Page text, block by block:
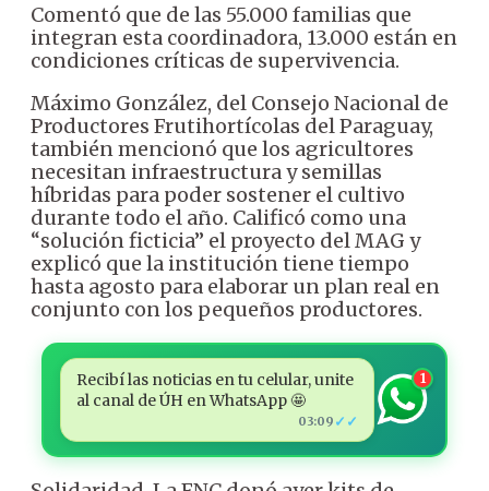
Comentó que de las 55.000 familias que
integran esta coordinadora, 13.000 están en
condiciones críticas de supervivencia.
Máximo González, del Consejo Nacional de
Productores Frutihortícolas del Paraguay,
también mencionó que los agricultores
necesitan infraestructura y semillas
híbridas para poder sostener el cultivo
durante todo el año. Calificó como una
“solución ficticia” el proyecto del MAG y
explicó que la institución tiene tiempo
hasta agosto para elaborar un plan real en
conjunto con los pequeños productores.
Recibí las noticias en tu celular, unite
al canal de ÚH en WhatsApp 🤩
03:09 ✓✓
1